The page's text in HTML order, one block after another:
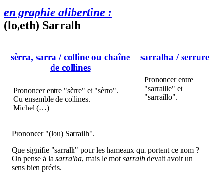
en graphie alibertine :
(lo,eth) Sarralh
sèrra, sarra/ colline ou chaîne
de collines
Prononcer entre "sèrre" et "sèrro".
Ou ensemble de collines.
Michel (…)
sarralha / serrure
Prononcer entre
"sarraille" et
"sarraillo".
Prononcer "(lou) Sarrailh".
Que signifie "sarralh" pour les hameaux qui portent ce nom ?
On pense à la sarralha, mais le mot sarralh devait avoir un
sens bien précis.